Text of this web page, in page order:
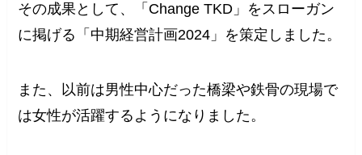
その成果として、「Change TKD」をスローガン
に掲げる「中期経営計画2024」を策定しました。
また、以前は男性中心だった橋梁や鉄骨の現場で
は女性が活躍するようになりました。